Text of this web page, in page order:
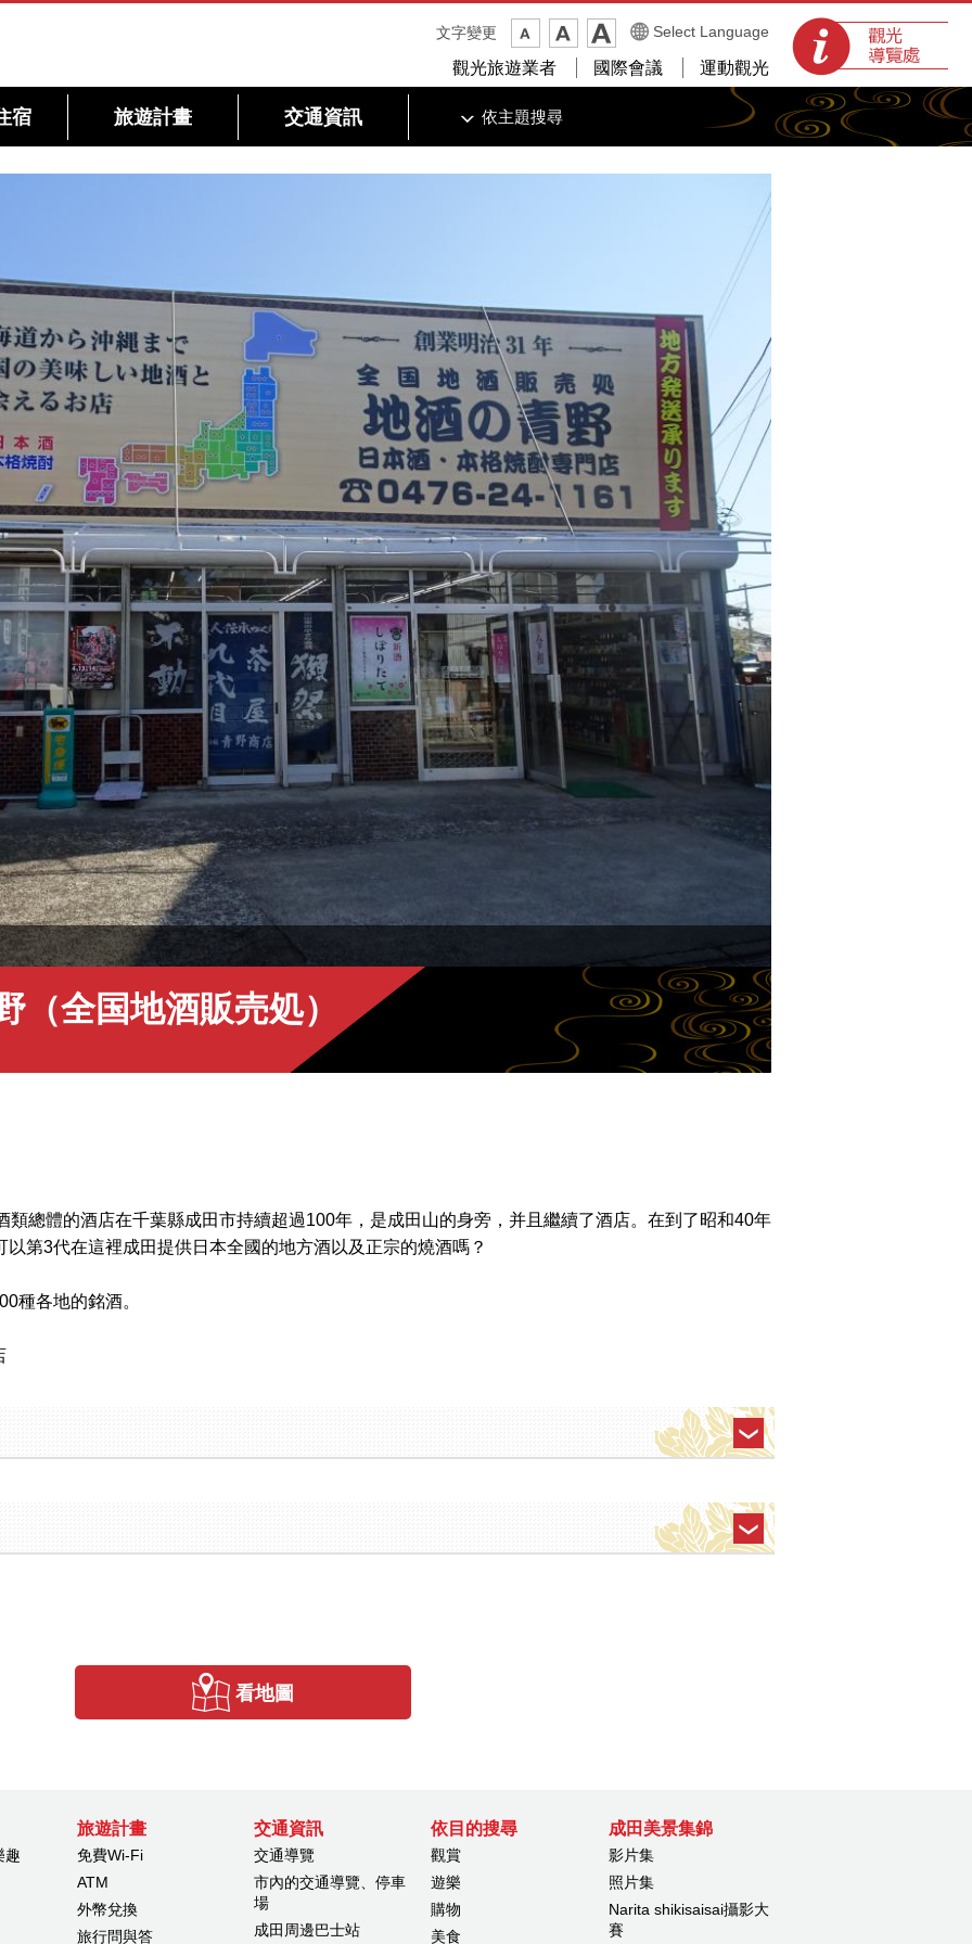
觀光導覽處
文字變更 Select Language
觀光旅遊業者 國際會議 運動觀光
宿 旅遊計畫 交通資訊 依主題搜尋
（全国地酒販売処）
類總體的酒店在千葉縣成田市持續超過100年，是成田山的身旁，并且繼續了酒店。在到了昭和40年
第3代在這裡成田提供日本全國的地方酒以及正宗的燒酒嗎？
種各地的銘酒。
看地圖
趣
旅遊計畫
免費Wi-Fi
ATM
外幣兌換
旅行問與答
交通資訊
交通導覽
市內的交通導覽、停車
場
成田周邊巴士站
依目的搜尋
觀賞
遊樂
購物
美食
成田美景集錦
影片集
照片集
Narita shikisaisai攝影大
賽